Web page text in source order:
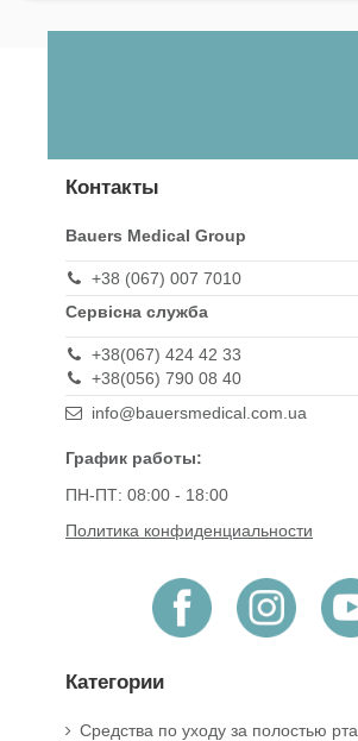
Контакты
Bauers Medical Group
+38 (067) 007 7010
Сервісна служба
+38(067) 424 42 33
+38(056) 790 08 40
info@bauersmedical.com.ua
График работы:
ПН-ПТ: 08:00 - 18:00
Политика конфиденциальности
Категории
Средства по уходу за полостью рта